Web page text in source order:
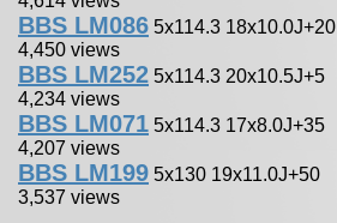
BBS LM086 5x114.3 18x10.0J+20
4,450 views
BBS LM252 5x114.3 20x10.5J+5
4,234 views
BBS LM071 5x114.3 17x8.0J+35
4,207 views
BBS LM199 5x130 19x11.0J+50
3,537 views